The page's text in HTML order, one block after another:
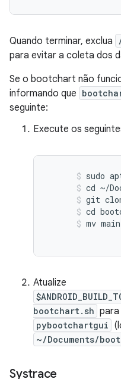
Quando terminar, exclua
para evitar a coleta dos
Se o bootchart não
informando que
seguinte:
Execute os
sudo
cd ~/
git
cd
mv
Atualize
bootchart.sh
pybootchartgui
~/Documents/
Systrace